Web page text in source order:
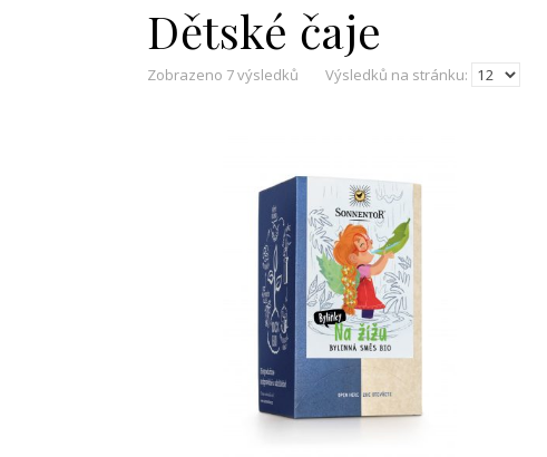
Dětské čaje
Zobrazeno 7 výsledků Výsledků na stránku: